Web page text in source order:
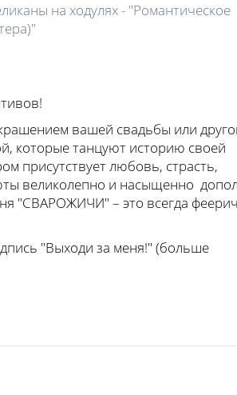
на ходулях - "Романтическое
вашей свадьбы или
которые танцуют историю своей
присутствует любовь, страсть,
великолепно и насыщенно
"СВАРОЖИЧИ" – это всегда
"Выходи за меня!" (больше